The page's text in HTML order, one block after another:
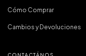
Cómo Comprar
Cambios y Devoluciones